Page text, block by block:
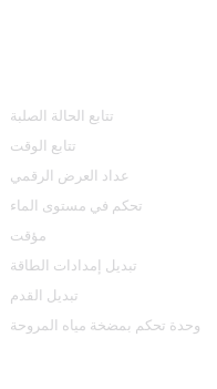
تتابع الحالة الصلبة
تتابع الوقت
عداد العرض الرقمي
تحكم في مستوى الماء
مؤقت
تبديل إمدادات الطاقة
تبديل القدم
وحدة تحكم بمضخة مياه المروحة